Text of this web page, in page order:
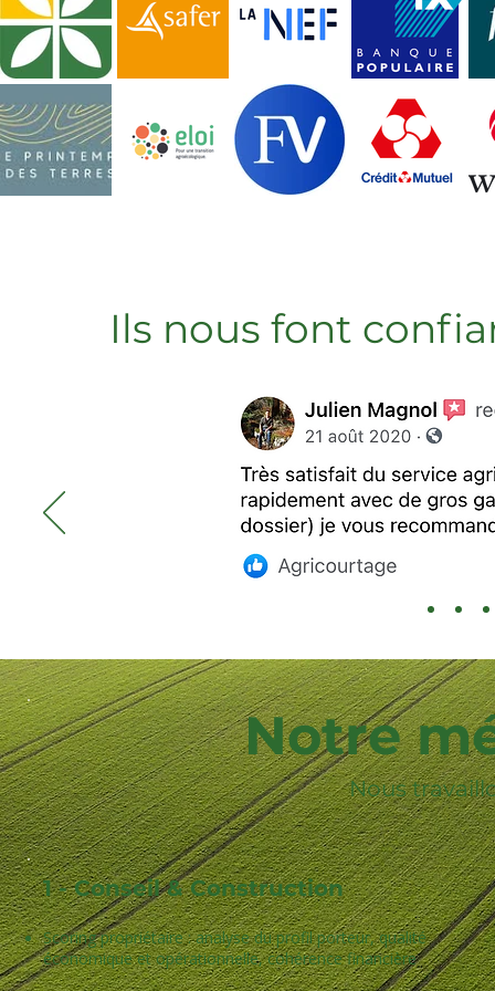
Ils nous font
Notre
Nous
1 - Conseil & Construction
Scoring propriétaire : analyse du profil porteur, qualité
économique et opérationnelle, cohérence financière